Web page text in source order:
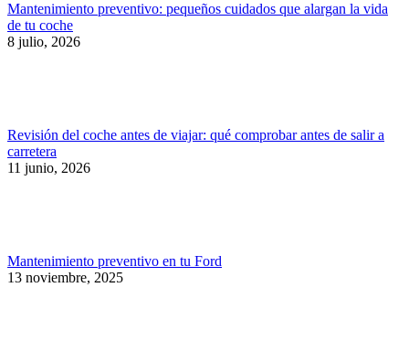
Mantenimiento preventivo: pequeños cuidados que alargan la vida
de tu coche
8 julio, 2026
Revisión del coche antes de viajar: qué comprobar antes de salir a
carretera
11 junio, 2026
Mantenimiento preventivo en tu Ford
13 noviembre, 2025